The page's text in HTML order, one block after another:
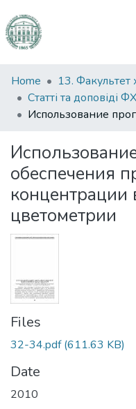
Communities
&
Collections
Statistics
Home
Статті та доповіді
обеспечения
концентрации
цветометрии
Files
32-34.pdf(611.63 KB)
Date
2010